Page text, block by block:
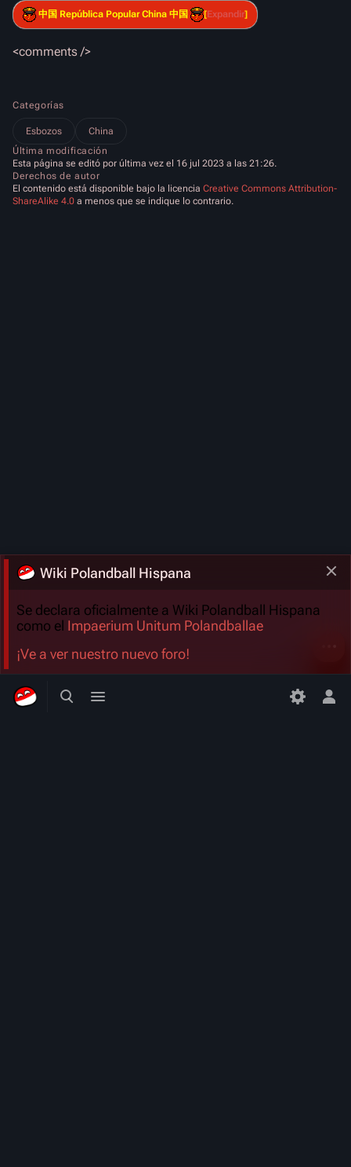
Búsqueda alternativa
Menú alternativo
Wiki Polandball Hispana
Se declara oficialmente a Wiki Polandball Hispana
como el Impaerium Unitum Polandballae
¡Ve a ver nuestro nuevo foro!
Expandir
中国 República Popular China 中国
<comments />
Categorías
Esbozos
China
Última modificación
Esta página se editó por última vez el 16 jul 2023 a las 21:26.
Derechos de autor
El contenido está disponible bajo la licencia Creative Commons Attribution-
ShareAlike 4.0 a menos que se indique lo contrario.